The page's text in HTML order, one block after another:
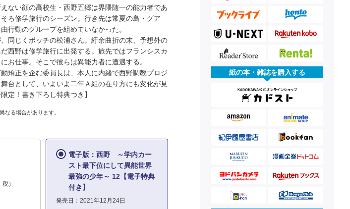
ない顔の高校生・西野五郷は界隈随一の能力者であ
ろ修学旅行のシーズン。行き先は常夏の島・グア
行動のグループを組めていなかった。
同じくボッチの松浦さん。紆余曲折の末、予想外の
西野は修学旅行に出発する。旅先ではフランシスカ
お仕事。そこで彼らは異能力者に遭遇する。
矯正を企む委員長は、本人に内緒で西野調教プロジ
台として、いよいよ二年Ａ組の在り方にも変化が見
定！書き下ろし特典つき】
なる場合があります。
）
電子版：西野 ～学内カー
スト最下位にして異能世界
最強の少年～ 12【電子特典
付き】
発売日：2021年12月24日
紙の本・雑誌を購入する